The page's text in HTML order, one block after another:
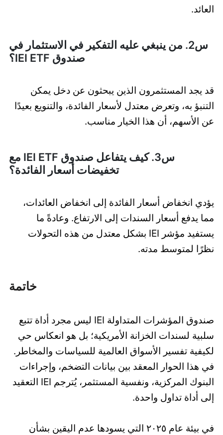
العائد.
س2. من ينبغي عليه التفكير في الاستثمار في
صندوق IEI ETF؟
قد يجد المستثمرون الذين يبحثون عن دخل يمكن
التنبؤ به، وتعرض معتدل لأسعار الفائدة، والتنويع بعيدًا
عن الأسهم، أن هذا الخيار مناسب.
س3. كيف يتفاعل صندوق IEI ETF مع
تخفيضات أسعار الفائدة؟
يؤدي انخفاض أسعار الفائدة إلى انخفاض العائدات،
مما يدفع أسعار السندات إلى الارتفاع. وعادةً ما
يستفيد مؤشر IEI بشكل معتدل من هذه التحولات
نظرًا لمتوسط مدته.
خاتمة
صندوق المؤشرات المتداولة IEI ليس مجرد أداة تتبع
سلبية لسندات الخزانة الأمريكية؛ بل هو انعكاس حي
لكيفية تفسير الأسواق العالمية للسياسات والمخاطر.
في هذا الحوار المعقد بين بيانات التضخم، وإجراءات
البنوك المركزية، ونفسية المستثمر، يُترجم IEI التعقيد
إلى أداة تداول واحدة.
في بيئة عام ٢٠٢٥ التي يسودها عدم اليقين بشأن